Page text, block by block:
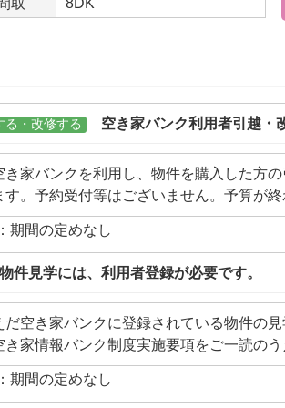
取 8DK
る・改修する 空き家バンク利用者引越・
き家バンクを利用し、物件を購入した方
す。予約受付等はございません。予算が
い。
期間の定めなし
物件見学には、利用者登録が必要です。
だ空き家バンクに登録されている物件の見
き家情報バンク制度実施要項をご一読の
し、オンラインまたは郵送、持参にてお
申込者と契約者は同一でお願いします。
期間の定めなし